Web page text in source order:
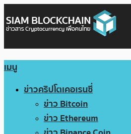
เมนู
ข่าวคริปโตเคอเรนซี่
ข่าว Bitcoin
ข่าว Ethereum